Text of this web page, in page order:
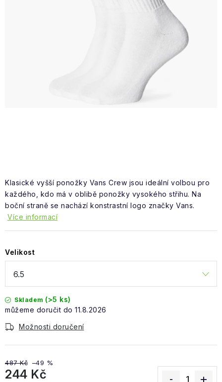
Klasické vyšší ponožky Vans Crew jsou ideální volbou pro
každého, kdo má v oblibě ponožky vysokého střihu. Na
boční straně se nachází konstrastní logo značky Vans.
Více informací
Velikost
Skladem (>5 ks)
11.8.2026
Možnosti doručení
487 Kč –49 %
244 Kč